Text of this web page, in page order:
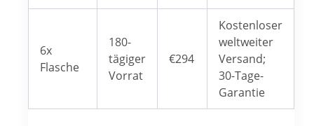
6x
Flasche
180-
tägiger
Vorrat
€294
Kostenloser
weltweiter
Versand;
30-Tage-
Garantie